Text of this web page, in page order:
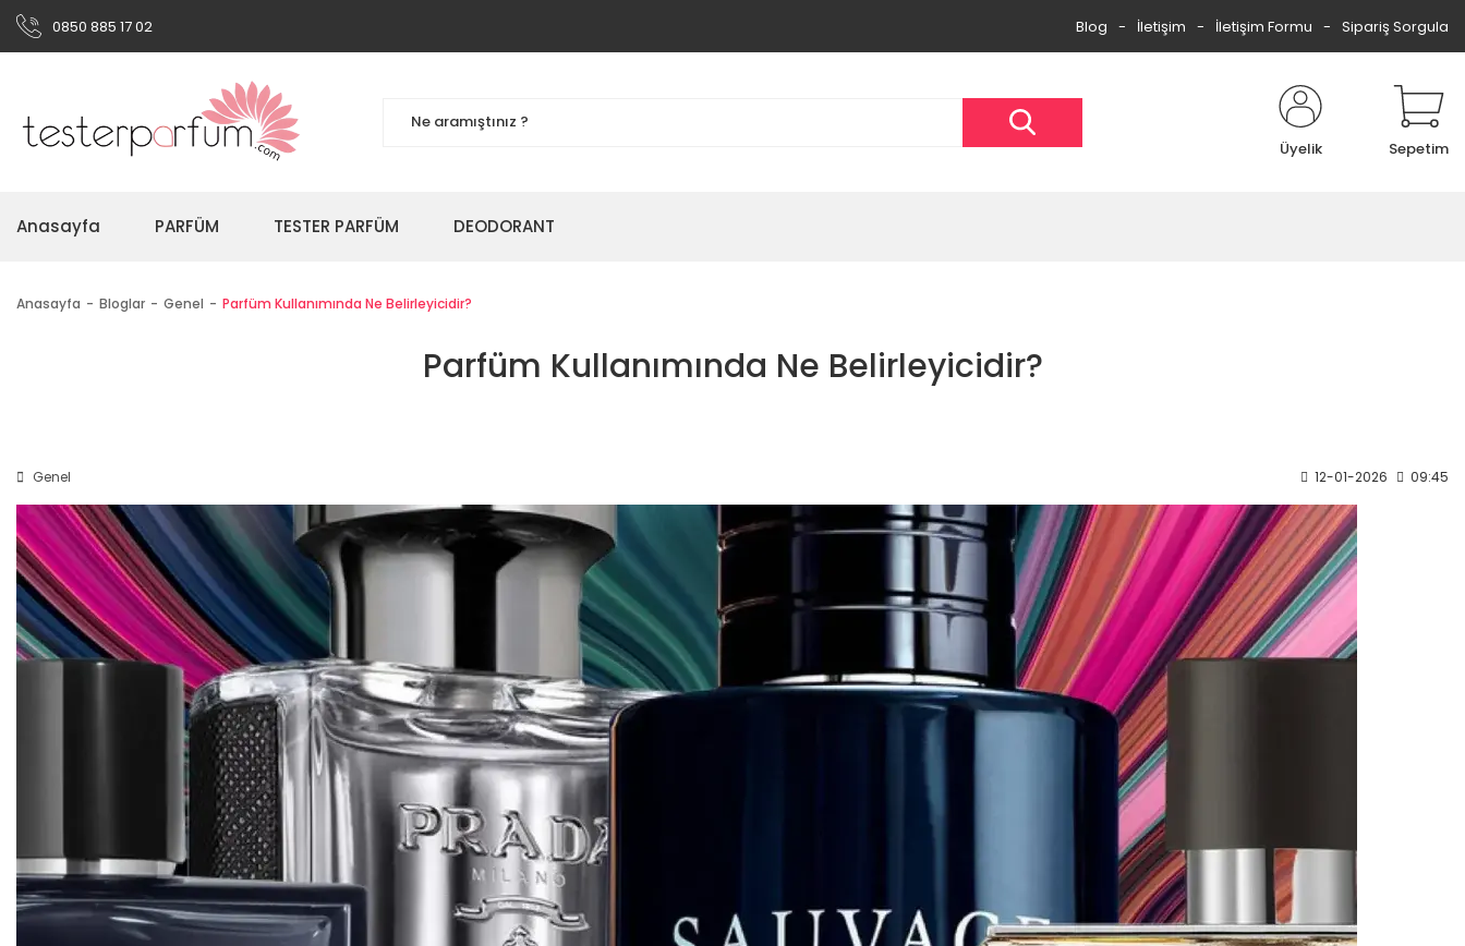
0850 885 17 02 Blog İletişim İletişim Formu Sipariş Sorgula
Üyelik Sepetim
Anasayfa PARFÜM TESTER PARFÜM DEODORANT
Anasayfa Bloglar Genel Parfüm Kullanımında Ne Belirleyicidir?
Parfüm Kullanımında Ne Belirleyicidir?
Genel 12-01-2026 09:45